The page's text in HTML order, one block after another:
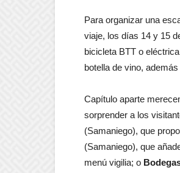
Para organizar una
viaje, los días 14 y 15
bicicleta BTT o
botella de vino,
Capítulo aparte
sorprender a los
(Samaniego), que
(Samaniego), que
menú vigilia; o